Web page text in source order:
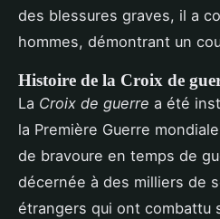
des blessures graves, il a
hommes, démontrant un
Histoire de la Croix de
La Croix de guerre a été
la Première Guerre
de bravoure en temps de
décernée à des milliers de
étrangers qui ont combattu